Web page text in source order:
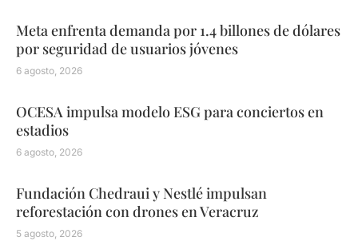
Meta enfrenta demanda por 1.4 billones de dólares
por seguridad de usuarios jóvenes
6 agosto, 2026
OCESA impulsa modelo ESG para conciertos en
estadios
6 agosto, 2026
Fundación Chedraui y Nestlé impulsan
reforestación con drones en Veracruz
5 agosto, 2026